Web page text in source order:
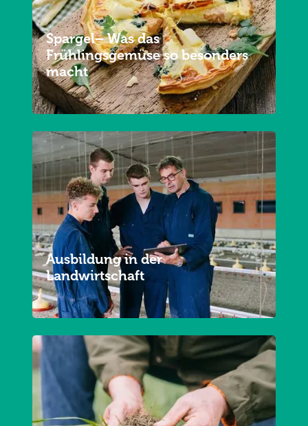
Spargel– Was das
Frühlingsgemüse so besonders
macht
Ausbildung in der
Landwirtschaft